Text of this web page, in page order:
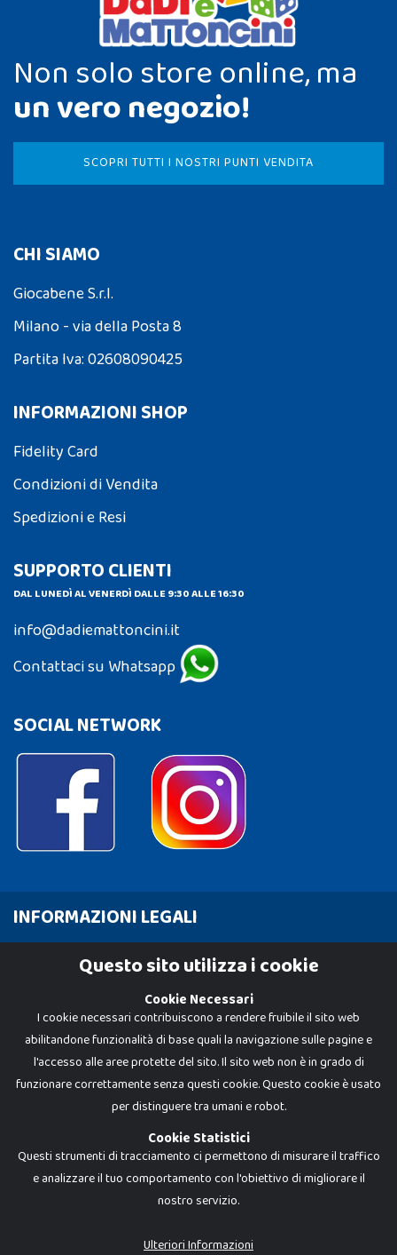
Non solo store online, ma
un vero negozio!
SCOPRI TUTTI I NOSTRI PUNTI VENDITA
CHI SIAMO
Giocabene S.r.l.
Milano - via della Posta 8
Partita Iva: 02608090425
INFORMAZIONI SHOP
Fidelity Card
Condizioni di Vendita
Spedizioni e Resi
SUPPORTO CLIENTI
DAL LUNEDÌ AL VENERDÌ DALLE 9:30 ALLE 16:30
info@dadiemattoncini.it
Contattaci su Whatsapp
SOCIAL NETWORK
INFORMAZIONI LEGALI
Cookie Policy
Dadi e Mattoncini è un brand di Giocabene Srl. Ogni riproduzione o utilizzo non
I prezzi e le promozioni pubblicate potrebbero differire da quanto esposto in
Questo sito utilizza i cookie
Cookie Necessari
I cookie necessari contribuiscono a rendere fruibile il sito web
abilitandone funzionalità di base quali la navigazione sulle pagine e
l'accesso alle aree protette del sito. Il sito web non è in grado di
funzionare correttamente senza questi cookie. Questo cookie è usato
per distinguere tra umani e robot.
Cookie Statistici
Questi strumenti di tracciamento ci permettono di misurare il traffico
e analizzare il tuo comportamento con l'obiettivo di migliorare il
nostro servizio.
Ulteriori Informazioni